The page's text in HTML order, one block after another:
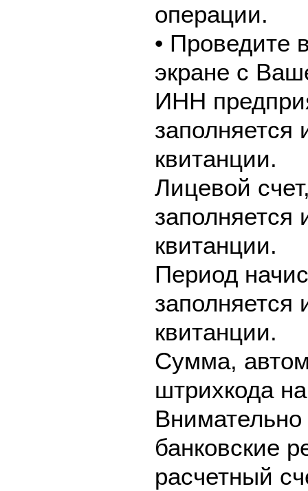
операции.
• Проведите
экране с
ИНН
заполняется
квитанции.
Лицевой
заполняется
квитанции.
Период
заполняется
квитанции.
Сумма,
штрихкода
банковские
расчетный